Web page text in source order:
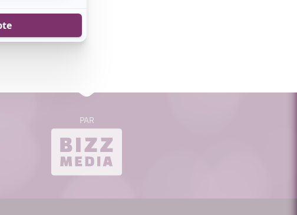
page afin de voir
sont en
nos milliers
bizzmedia.ca
PAR